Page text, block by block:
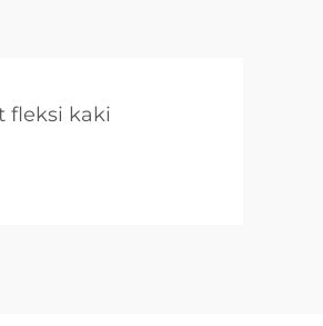
fleksi kaki